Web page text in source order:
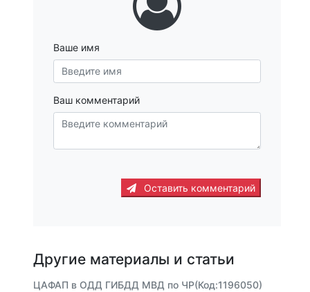
Ваше имя
Ваш комментарий
Оставить комментарий
Другие материалы и статьи
ЦАФАП в ОДД ГИБДД МВД по ЧР(Код:1196050)